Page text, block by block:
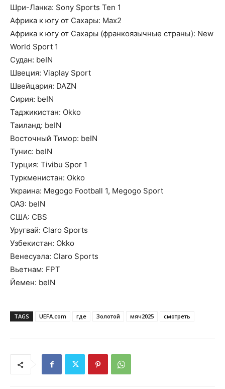
Шри-Ланка: Sony Sports Ten 1
Африка к югу от Сахары: Max2
Африка к югу от Сахары (франкоязычные страны): New
World Sport 1
Судан: beIN
Швеция: Viaplay Sport
Швейцария: DAZN
Сирия: beIN
Таджикистан: Okko
Таиланд: beIN
Восточный Тимор: beIN
Тунис: beIN
Турция: Tivibu Spor 1
Туркменистан: Okko
Украина: Megogo Football 1, Megogo Sport
ОАЭ: beIN
США: CBS
Уругвай: Claro Sports
Узбекистан: Okko
Венесуэла: Claro Sports
Вьетнам: FPT
Йемен: beIN
TAGS UEFA.com где Золотой мяч2025 смотреть